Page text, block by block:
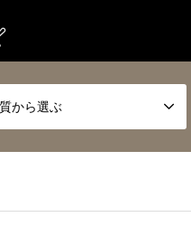
から選ぶ